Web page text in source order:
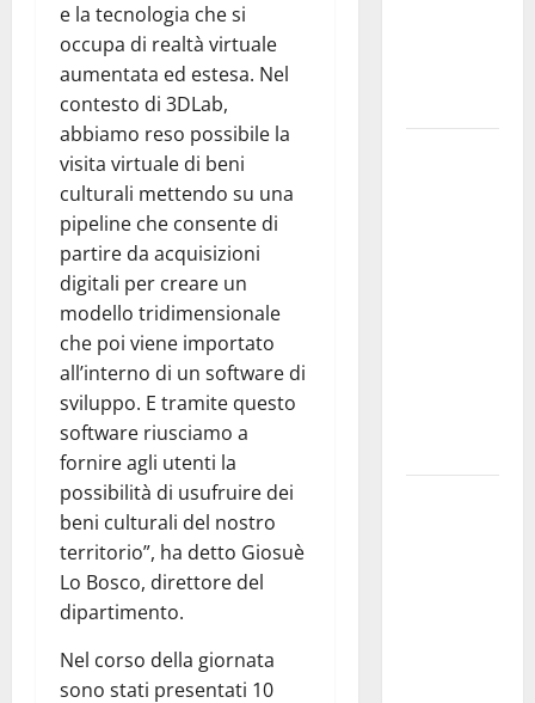
e la tecnologia che si
occupa di realtà virtuale
aumentata ed estesa. Nel
contesto di 3DLab,
abbiamo reso possibile la
visita virtuale di beni
culturali mettendo su una
pipeline che consente di
partire da acquisizioni
digitali per creare un
modello tridimensionale
che poi viene importato
all’interno di un software di
sviluppo. E tramite questo
software riusciamo a
fornire agli utenti la
possibilità di usufruire dei
beni culturali del nostro
territorio”, ha detto Giosuè
Lo Bosco, direttore del
dipartimento.
Nel corso della giornata
sono stati presentati 10